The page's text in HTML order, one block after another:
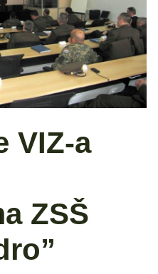
VIZ-a
ZSŠ